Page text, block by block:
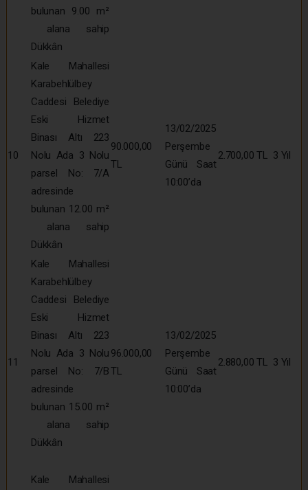
bulunan 9.00 m²
alana sahip
Dükkân
10
Kale Mahallesi
Karabehlülbey
Caddesi Belediye
Eski Hizmet
Binası Altı 223
Nolu Ada 3 Nolu
parsel No: 7/A
adresinde
bulunan 12.00 m²
alana sahip
Dükkân
90.000,00
TL
13/02/2025
Perşembe
Günü Saat
10:00’da
2.700,00 TL 3 Yıl
11
Kale Mahallesi
Karabehlülbey
Caddesi Belediye
Eski Hizmet
Binası Altı 223
Nolu Ada 3 Nolu
parsel No: 7/B
adresinde
bulunan 15.00 m²
alana sahip
Dükkân
96.000,00
TL
13/02/2025
Perşembe
Günü Saat
10:00’da
2.880,00 TL 3 Yıl
Kale Mahallesi